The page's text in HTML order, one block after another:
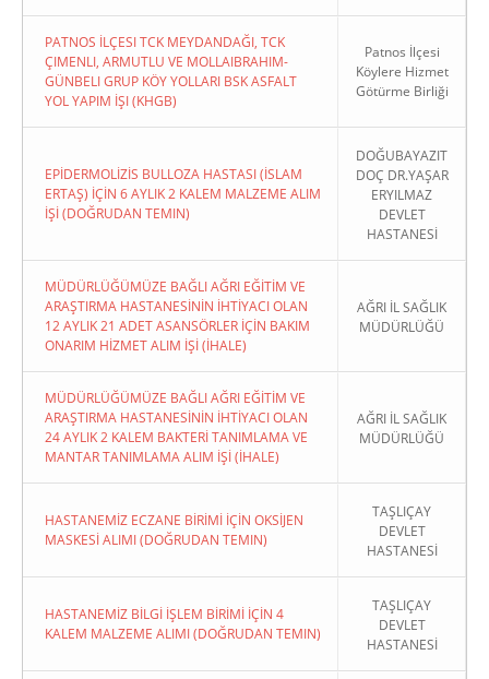
PATNOS İLÇESI TCK MEYDANDAĞI, TCK
ÇIMENLI, ARMUTLU VE MOLLAIBRAHIM-
GÜNBELI GRUP KÖY YOLLARI BSK ASFALT
YOL YAPIM İŞI (KHGB)
Patnos İlçesi
Köylere Hizmet
Götürme Birliği
EPİDERMOLİZİS BULLOZA HASTASI (İSLAM
ERTAŞ) İÇİN 6 AYLIK 2 KALEM MALZEME ALIM
İŞİ (DOĞRUDAN TEMIN)
DOĞUBAYAZIT
DOÇ DR.YAŞAR
ERYILMAZ
DEVLET
HASTANESİ
MÜDÜRLÜĞÜMÜZE BAĞLI AĞRI EĞİTİM VE
ARAŞTIRMA HASTANESİNİN İHTİYACI OLAN
12 AYLIK 21 ADET ASANSÖRLER İÇİN BAKIM
ONARIM HİZMET ALIM İŞİ (İHALE)
AĞRI İL SAĞLIK
MÜDÜRLÜĞÜ
MÜDÜRLÜĞÜMÜZE BAĞLI AĞRI EĞİTİM VE
ARAŞTIRMA HASTANESİNİN İHTİYACI OLAN
24 AYLIK 2 KALEM BAKTERİ TANIMLAMA VE
MANTAR TANIMLAMA ALIM İŞİ (İHALE)
AĞRI İL SAĞLIK
MÜDÜRLÜĞÜ
HASTANEMİZ ECZANE BİRİMİ İÇİN OKSİJEN
MASKESİ ALIMI (DOĞRUDAN TEMIN)
TAŞLIÇAY
DEVLET
HASTANESİ
HASTANEMİZ BİLGİ İŞLEM BİRİMİ İÇİN 4
KALEM MALZEME ALIMI (DOĞRUDAN TEMIN)
TAŞLIÇAY
DEVLET
HASTANESİ